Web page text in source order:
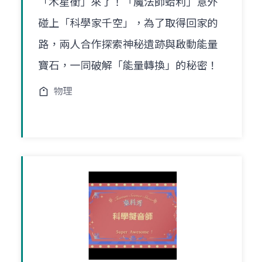
碰上「科學家千空」，為了取得回家的
路，兩人合作探索神秘遺跡與啟動能量
寶石，一同破解「能量轉換」的秘密！
物理